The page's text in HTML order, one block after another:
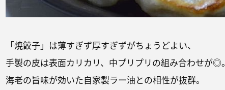
「焼餃子」は薄すぎず厚すぎずがちょうどよい、
手製の皮は表面カリカリ、中プリプリの組み合わせが◎。
海老の旨味が効いた自家製ラー油との相性が抜群。